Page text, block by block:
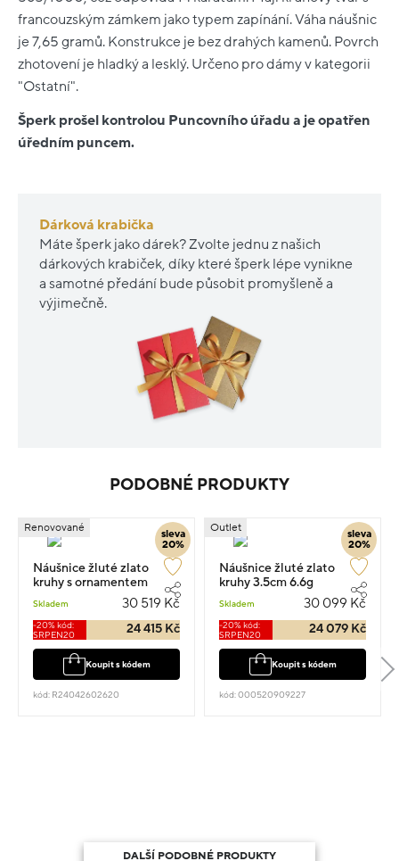
francouzským zámkem jako typem zapínání. Váha náušnic
je 7,65 gramů. Konstrukce je bez drahých kamenů. Povrch
zhotovení je hladký a lesklý. Určeno pro dámy v kategorii
"Ostatní".
Šperk prošel kontrolou Puncovního úřadu a je opatřen
úředním puncem.
Dárková krabička
Máte šperk jako dárek? Zvolte jednu z našich
dárkových krabiček, díky které šperk lépe vynikne
a samotné předání bude působit promyšleně a
výjimečně.
PODOBNÉ PRODUKTY
sleva
20%
Renovované
Náušnice žluté zlato
kruhy s ornamentem
Skladem 30 519 Kč
-20% kód:
SRPEN20
24 415 Kč
Koupit s kódem
kód: R24042602620
sleva
20%
Outlet
Náušnice žluté zlato
kruhy 3.5cm 6.6g
Skladem 30 099 Kč
-20% kód:
SRPEN20
24 079 Kč
Koupit s kódem
kód: 000520909227
DALŠÍ PODOBNÉ PRODUKTY